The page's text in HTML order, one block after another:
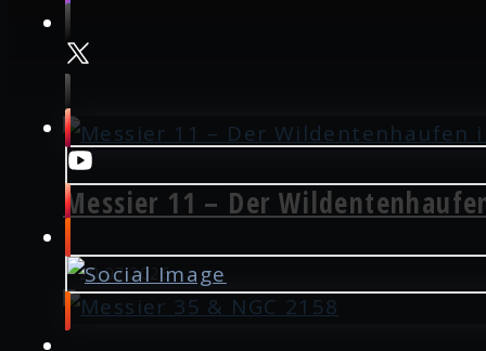
Messier 11 – Der
20.07.2026